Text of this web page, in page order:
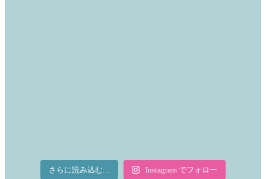
さらに読み込む... Instagram でフォロー